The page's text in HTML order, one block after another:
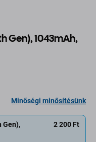
Gen), 1043mAh,
Minőségi minősítésünk
Gen),
2 200 Ft